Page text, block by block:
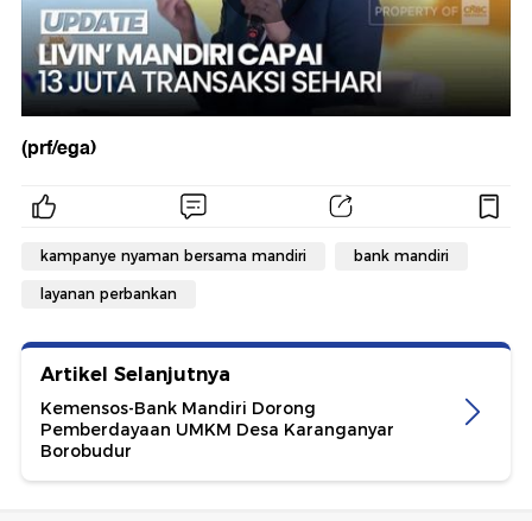
(prf/ega)
kampanye nyaman bersama mandiri bank mandiri
layanan perbankan
Artikel Selanjutnya
Kemensos-Bank Mandiri Dorong
Pemberdayaan UMKM Desa Karanganyar
Borobudur